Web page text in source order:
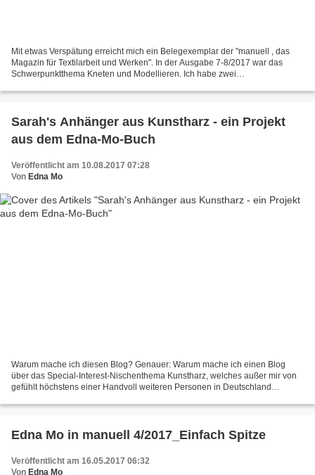
Mit etwas Verspätung erreicht mich ein Belegexemplar der "manuell , das
Magazin für Textilarbeit und Werken". In der Ausgabe 7-8/2017 war das
Schwerpunktthema Kneten und Modellieren. Ich habe zwei
Sarah's Anhänger aus Kunstharz - ein Projekt
aus dem Edna-Mo-Buch
Veröffentlicht am 10.08.2017 07:28
Von Edna Mo
Warum mache ich diesen Blog? Genauer: Warum mache ich einen Blog
über das Special-Interest-Nischenthema Kunstharz, welches außer mir von
gefühlt höchstens einer Handvoll weiteren Personen in Deutschland
Edna Mo in manuell 4/2017_Einfach Spitze
Veröffentlicht am 16.05.2017 06:32
Von Edna Mo